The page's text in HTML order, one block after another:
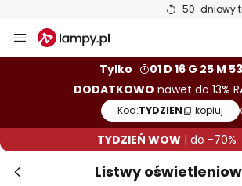
50-dniowy termin zwrotu
Przejdź
do
Tylko
01 D 16 G 25 M
DODATKOWO nawet do 13%
Kod:TYDZIEN kopiuj
TYDZIEŃ WOW| do -70%
Listwy
TYDZIEŃ WOW!
rabatu!
10% RABATUod 399
13% RABATUod 699
prawie na wszystko*